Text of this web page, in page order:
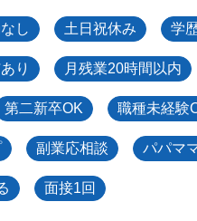
し 土日祝休み 学
り 月残業20時間以内
第二新卒OK 職種未経験
副業応相談 パパマ
面接1回